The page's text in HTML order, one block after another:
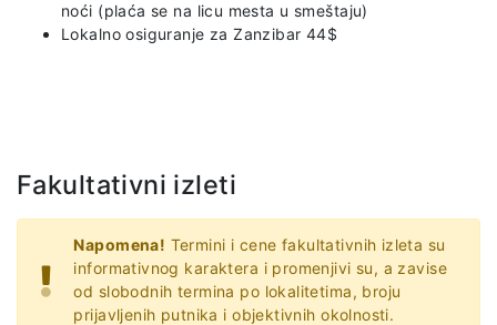
noći (plaća se na licu mesta u smeštaju)
Lokalno osiguranje za Zanzibar 44$
Fakultativni izleti
Napomena! Termini i cene fakultativnih izleta su
informativnog karaktera i promenjivi su, a zavise
od slobodnih termina po lokalitetima, broju
prijavljenih putnika i objektivnih okolnosti.